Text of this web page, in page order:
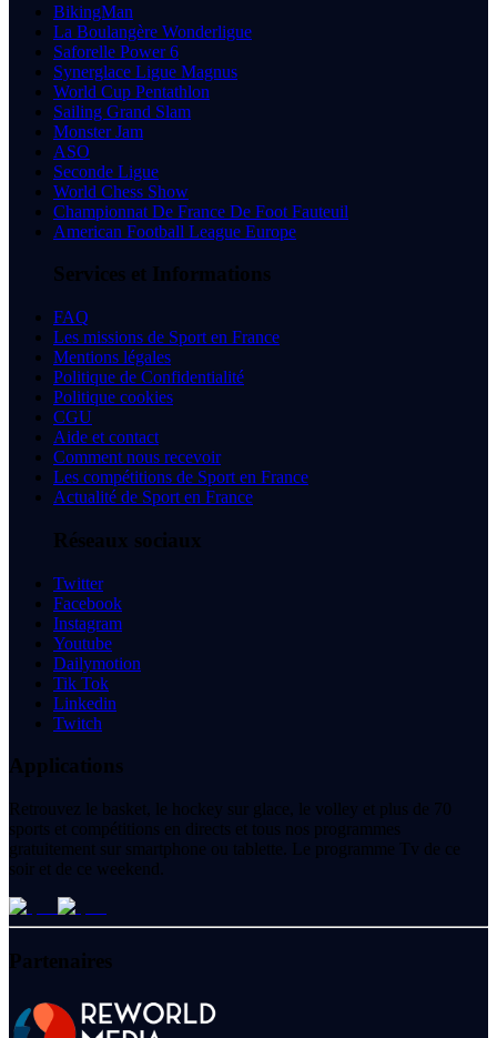
BikingMan
La Boulangère Wonderligue
Saforelle Power 6
Synerglace Ligue Magnus
World Cup Pentathlon
Sailing Grand Slam
Monster Jam
ASO
Seconde Ligue
World Chess Show
Championnat De France De Foot Fauteuil
American Football League Europe
Services et Informations
FAQ
Les missions de Sport en France
Mentions légales
Politique de Confidentialité
Politique cookies
CGU
Aide et contact
Comment nous recevoir
Les compétitions de Sport en France
Actualité de Sport en France
Réseaux sociaux
Twitter
Facebook
Instagram
Youtube
Dailymotion
Tik Tok
Linkedin
Twitch
Applications
Retrouvez le basket, le hockey sur glace, le volley et plus de 70
sports et compétitions en directs et tous nos programmes
gratuitement sur smartphone ou tablette. Le programme Tv de ce
soir et de ce weekend.
Partenaires